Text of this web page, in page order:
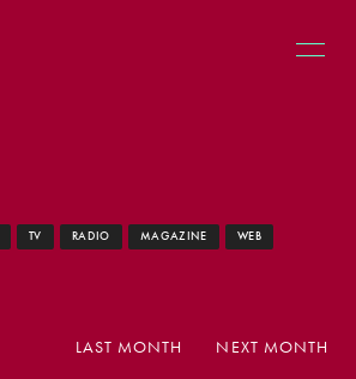
HOME
TV RADIO MAGAZINE WEB
LAST MONTH NEXT MONTH